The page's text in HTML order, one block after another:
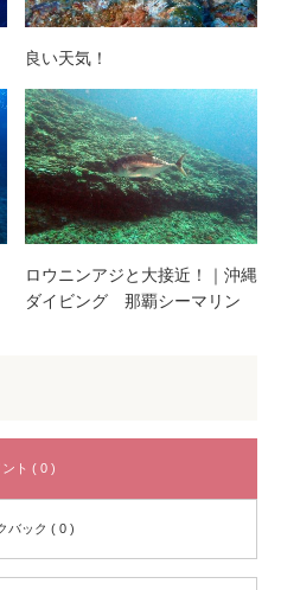
良い天気！
ロウニンアジと大接近！｜沖縄
ダイビング 那覇シーマリン
ント ( 0 )
バック ( 0 )